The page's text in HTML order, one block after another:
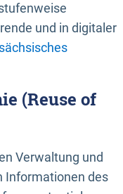
und in digitaler
(Reuse of
Verwaltung und
Informationen des